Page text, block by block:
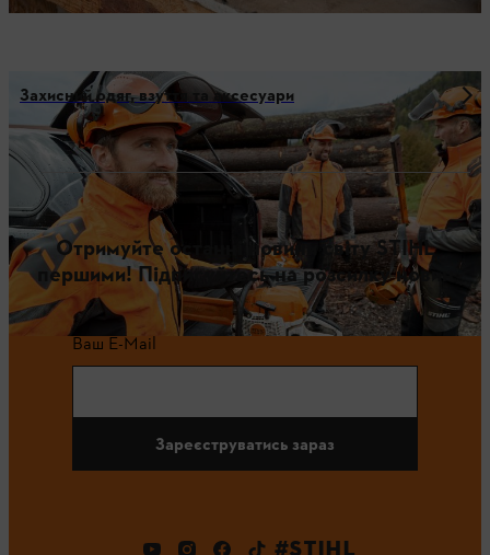
Захисний одяг, взуття та аксесуари
Отримуйте останні новини світу STIHL
першими! Підписуйтесь на розсилку новин
Ваш E-Mail
Зареєструватись зараз
#STIHL